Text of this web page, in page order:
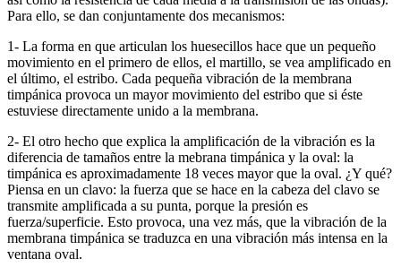
Para ello, se dan conjuntamente dos mecanismos:
1- La forma en que articulan los huesecillos hace que un pequeño
movimiento en el primero de ellos, el martillo, se vea amplificado en
el último, el estribo. Cada pequeña vibración de la membrana
timpánica provoca un mayor movimiento del estribo que si éste
estuviese directamente unido a la membrana.
2- El otro hecho que explica la amplificación de la vibración es la
diferencia de tamaños entre la mebrana timpánica y la oval: la
timpánica es aproximadamente 18 veces mayor que la oval. ¿Y qué?
Piensa en un clavo: la fuerza que se hace en la cabeza del clavo se
transmite amplificada a su punta, porque la presión es
fuerza/superficie. Esto provoca, una vez más, que la vibración de la
membrana timpánica se traduzca en una vibración más intensa en la
ventana oval.